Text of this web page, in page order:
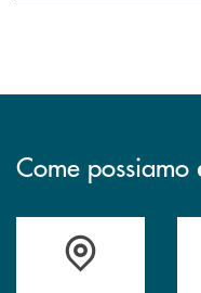
Come possiamo
Trova la filiale più vicina a te